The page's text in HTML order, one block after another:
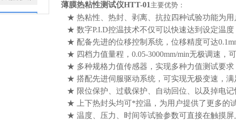
薄膜热粘性测试仪HTT-01 主要优势：
★ 热粘性、热封、剥离、抗拉四种试验功能为用
★ 数字P.I.D控温技术不仅可以快速达到设定温
★ 配备先进的位移控制系统，位移精度可达
★ 四档力值量程，0.05-3000mm/min无极调速，
★ 多种规格力值传感器，实现多种力值测试要求
★ 搭配先进伺服驱动系统，可实现无极变速，
★ 限位保护、过载保护、自动回位、以及掉电
★ 上下热封头均可*控温，为用户提供了更多的
★ 温度、压力、时间等试验参数可直接在触摸